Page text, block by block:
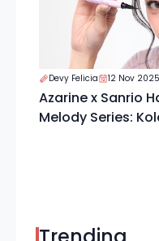
Devy Felicia 12 Nov 2025
Azarine x Sanrio
Melody Series: